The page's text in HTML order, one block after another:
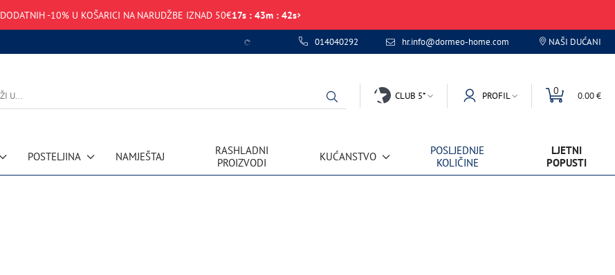
DODATNIH -10% U KOŠARICI NA NARUDŽBE IZNAD 50€17s : 43m : 42s
014040292 hr.info@dormeo-home.com NAŠI DUĆANI
CLUB 5* PROFIL 0 0.00 €
POSTELJINA NAMJEŠTAJ
RASHLADNI
PROIZVODI
KUĆANSTVO
POSLJEDNJE
KOLIČINE
LJETNI
POPUSTI